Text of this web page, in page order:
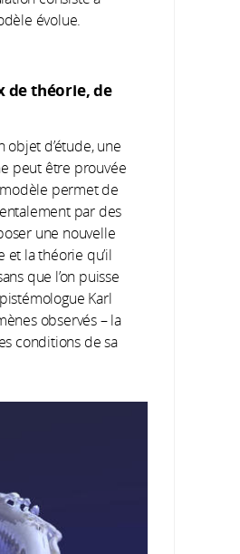
évolue.
de théorie, de
d’étude, une
peut être prouvée
permet de
par des
une nouvelle
la théorie qu’il
que l’on puisse
Karl
observés – la
conditions de sa